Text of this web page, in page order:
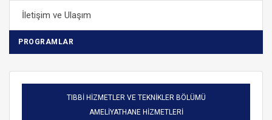
İletişim ve Ulaşım
PROGRAMLAR
TIBBİ HİZMETLER VE TEKNİKLER BÖLÜMÜ
AMELİYATHANE HİZMETLERİ